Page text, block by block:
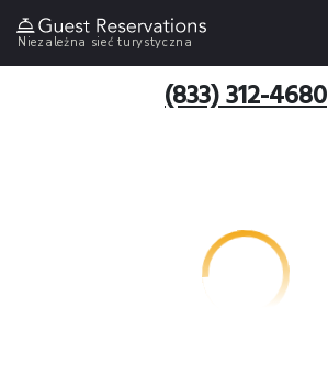
Niezależna sieć turystyczna
(833) 312-4680